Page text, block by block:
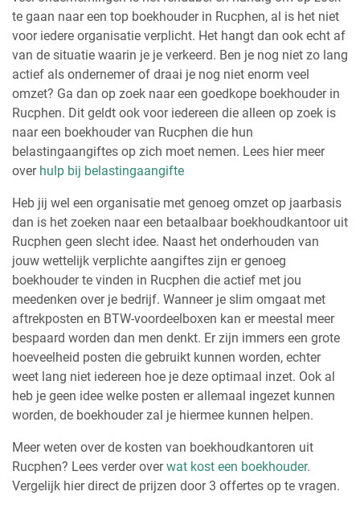
te gaan naar een top boekhouder in Rucphen, al is het niet
voor iedere organisatie verplicht. Het hangt dan ook echt af
van de situatie waarin je je verkeerd. Ben je nog niet zo lang
actief als ondernemer of draai je nog niet enorm veel
omzet? Ga dan op zoek naar een goedkope boekhouder in
Rucphen. Dit geldt ook voor iedereen die alleen op zoek is
naar een boekhouder van Rucphen die hun
belastingaangiftes op zich moet nemen. Lees hier meer
over hulp bij belastingaangifte
Heb jij wel een organisatie met genoeg omzet op jaarbasis
dan is het zoeken naar een betaalbaar boekhoudkantoor uit
Rucphen geen slecht idee. Naast het onderhouden van
jouw wettelijk verplichte aangiftes zijn er genoeg
boekhouder te vinden in Rucphen die actief met jou
meedenken over je bedrijf. Wanneer je slim omgaat met
aftrekposten en BTW-voordeelboxen kan er meestal meer
bespaard worden dan men denkt. Er zijn immers een grote
hoeveelheid posten die gebruikt kunnen worden, echter
weet lang niet iedereen hoe je deze optimaal inzet. Ook al
heb je geen idee welke posten er allemaal ingezet kunnen
worden, de boekhouder zal je hiermee kunnen helpen.
Meer weten over de kosten van boekhoudkantoren uit
Rucphen? Lees verder overwat kost een boekhouder.
Vergelijk hier direct de prijzen door 3 offertes op te vragen.